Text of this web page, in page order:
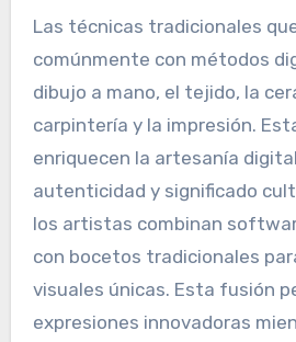
Las técnicas tradicionales
comúnmente con métodos
dibujo a mano, el tejido, la
carpintería y la impresión.
enriquecen la artesanía
autenticidad y significado
los artistas combinan
con bocetos tradicionales
visuales únicas. Esta fusión
expresiones innovadoras